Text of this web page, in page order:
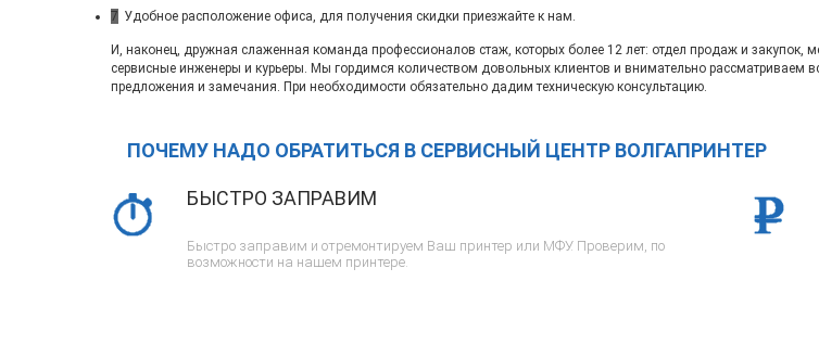
7 Удобное расположение офиса, для получения скидки приезжайте к нам.
И, наконец, дружная слаженная команда профессионалов стаж, которых более 12 лет: отдел продаж и закупок,
сервисные инженеры и курьеры. Мы гордимся количеством довольных клиентов и внимательно рассматриваем
предложения и замечания. При необходимости обязательно дадим техническую консультацию.
ПОЧЕМУ НАДО ОБРАТИТЬСЯ В СЕРВИСНЫЙ ЦЕНТР ВОЛГАПРИНТЕР
БЫСТРО ЗАПРАВИМ
Быстро заправим и отремонтируем Ваш принтер или МФУ. Проверим, по
возможности на нашем принтере.